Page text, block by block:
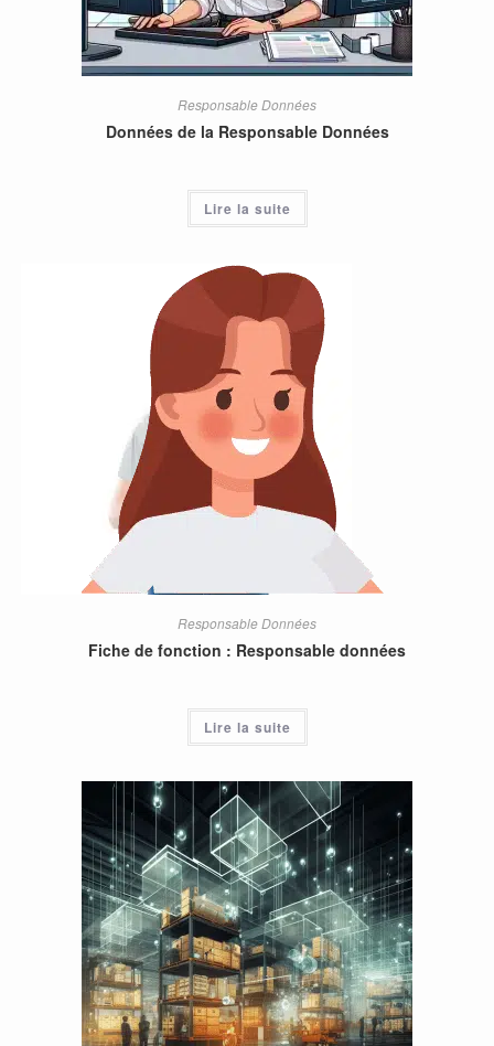
Responsable Données
Données de la Responsable Données
Lire la suite
Responsable Données
Fiche de fonction : Responsable données
Lire la suite